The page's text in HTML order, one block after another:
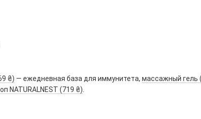
₴) — ежедневная база для иммунитета, массажный гель
NATURALNEST (719 ₴)